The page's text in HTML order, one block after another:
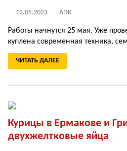
12.05.2023 АПК
Работы начнутся 25 мая. Уже
куплена современная техника,
ЧИТАТЬ ДАЛЕЕ
Курицы в Ермакове и
двухжелтковые яйца